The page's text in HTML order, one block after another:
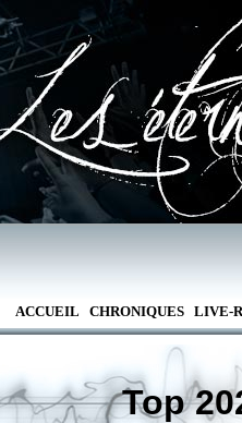
ACCUEIL CHRONIQUES LIVE-
Top